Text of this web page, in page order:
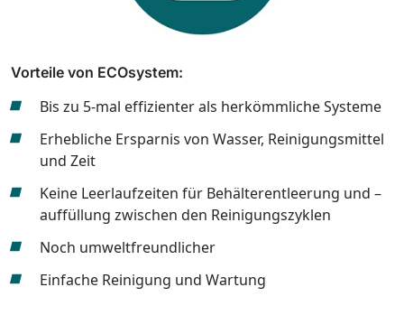
Vorteile von ECOsystem:
Bis zu 5-mal effizienter als herkömmliche Systeme
Erhebliche Ersparnis von Wasser, Reinigungsmittel
und Zeit
Keine Leerlaufzeiten für Behälterentleerung und –
auffüllung zwischen den Reinigungszyklen
Noch umweltfreundlicher
Einfache Reinigung und Wartung